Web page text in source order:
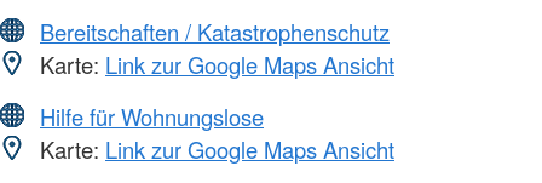
Bereitschaften / Katastrophenschutz
Karte: Link zur Google Maps Ansicht
Hilfe für Wohnungslose
Karte: Link zur Google Maps Ansicht